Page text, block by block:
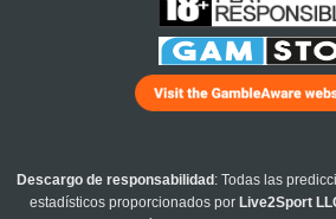
Descargo de responsabilidad : Todas las
estadísticos proporcionados por Live2Sport